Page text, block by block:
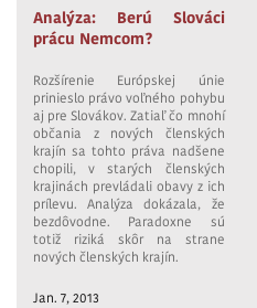
Analýza: Berú Slováci
prácu Nemcom?
Rozšírenie Európskej únie
prinieslo právo voľného pohybu
aj pre Slovákov. Zatiaľ čo mnohí
občania z nových členských
krajín sa tohto práva nadšene
chopili, v starých členských
krajinách prevládali obavy z ich
prílevu. Analýza dokázala, že
bezdôvodne. Paradoxne sú
totiž riziká skôr na strane
nových členských krajín.
Jan. 7, 2013